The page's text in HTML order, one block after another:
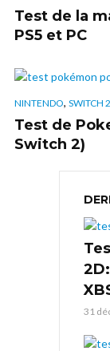
Test de la
PS5 et PC
NINTENDO, SWITCH 2
Test de
Switch 2)
31